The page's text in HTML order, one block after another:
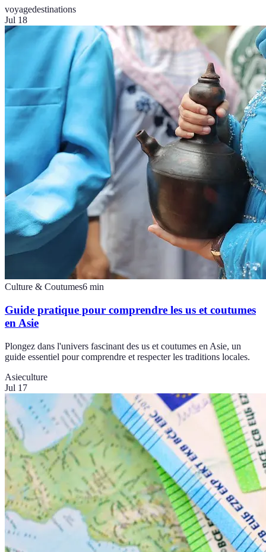
voyagedestinations
Jul 18
Culture & Coutumes6 min
Guide pratique pour comprendre les us et coutumes
en Asie
Plongez dans l'univers fascinant des us et coutumes en Asie, un
guide essentiel pour comprendre et respecter les traditions locales.
Asieculture
Jul 17